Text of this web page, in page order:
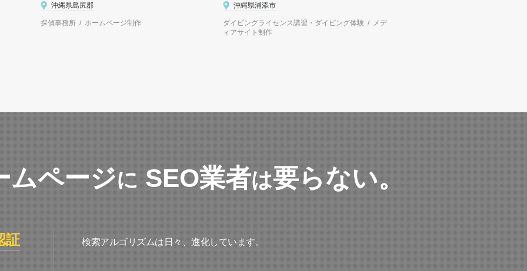
沖縄県島尻郡
探偵事務所 / ホームページ制作
沖縄県浦添市
ダイビングライセンス講習・ダイビング体験 / メデ
ィアサイト制作
ムページに SEO業者は要らない。
検索アルゴリズムは日々、進化しています。
証